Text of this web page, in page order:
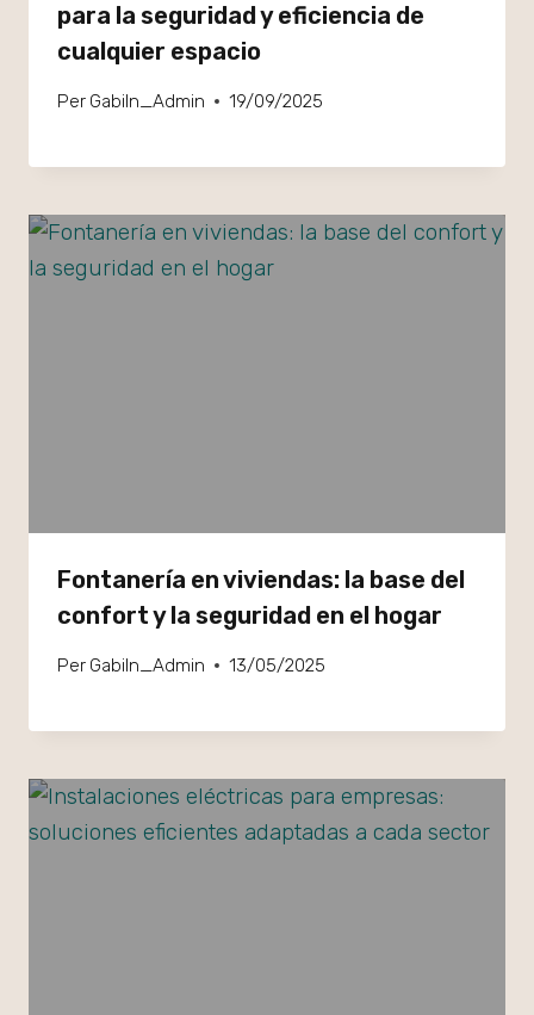
para la seguridad y eficiencia de
cualquier espacio
Per GabiIn_Admin 19/09/2025
Fontanería en viviendas: la base del
confort y la seguridad en el hogar
Per GabiIn_Admin 13/05/2025